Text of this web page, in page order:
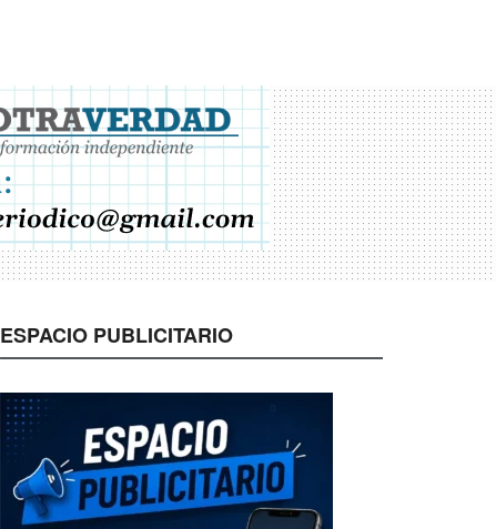
ESPACIO PUBLICITARIO